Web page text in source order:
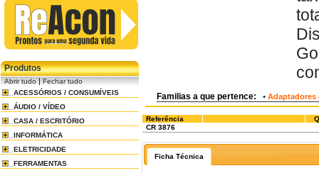
Produtos
Abrir tudo|Fechar tudo
ACESSÓRIOS / CONSUMÍVEIS
ÁUDIO / VÍDEO
CASA / ESCRITÓRIO
INFORMÁTICA
ELETRICIDADE
FERRAMENTAS
Familias a que pertence: • Adaptadores
Referência
CR 3876
Ficha Técnica